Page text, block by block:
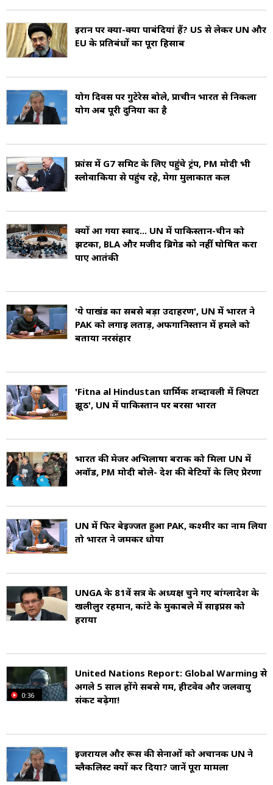
ईरान पर क्या-क्या पाबंदियां हैं? US से लेकर UN और
EU के प्रतिबंधों का पूरा हिसाब
योग दिवस पर गुटेरेस बोले, प्राचीन भारत से निकला
योग अब पूरी दुनिया का है
फ्रांस में G7 समिट के लिए पहुंचे ट्रंप, PM मोदी भी
स्लोवाकिया से पहुंच रहे, मेगा मुलाकात कल
क्यों आ गया स्वाद... UN में पाकिस्तान-चीन को
झटका, BLA और मजीद ब्रिगेड को नहीं घोषित करा
पाए आतंकी
'ये पाखंड का सबसे बड़ा उदाहरण', UN में भारत ने
PAK को लगाई लताड़, अफगानिस्तान में हमले को
बताया नरसंहार
'Fitna al Hindustan धार्मिक शब्दावली में लिपटा
झूठ', UN में पाकिस्तान पर बरसा भारत
भारत की मेजर अभिलाषा बराक को मिला UN में
अवॉर्ड, PM मोदी बोले- देश की बेटियों के लिए प्रेरणा
UN में फिर बेइज्जत हुआ PAK, कश्मीर का नाम लिया
तो भारत ने जमकर धोया
UNGA के 81वें सत्र के अध्यक्ष चुने गए बांग्लादेश के
खलीलुर रहमान, कांटे के मुकाबले में साइप्रस को
हराया
0:36
United Nations Report: Global Warming से
अगले 5 साल होंगे सबसे गर्म, हीटवेव और जलवायु
संकट बढ़ेगा!
इजरायल और रूस की सेनाओं को अचानक UN ने
ब्लैकलिस्ट क्यों कर दिया? जानें पूरा मामला